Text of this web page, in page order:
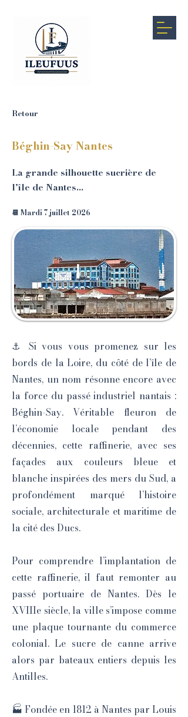
Retour
Béghin-Say Nantes
La grande silhouette sucrière de
l’île de Nantes…
📆 Mardi 7 juillet 2026
⚓ Si vous vous promenez sur les
bords de la Loire, du côté de l’île de
Nantes, un nom résonne encore avec
la force du passé industriel nantais :
Béghin-Say. Véritable fleuron de
l’économie locale pendant des
décennies, cette raffinerie, avec ses
façades aux couleurs bleue et
blanche inspirées des mers du Sud, a
profondément marqué l’histoire
sociale, architecturale et maritime de
la cité des Ducs.
Pour comprendre l’implantation de
cette raffinerie, il faut remonter au
passé portuaire de Nantes. Dès le
XVIIIe siècle, la ville s’impose comme
une plaque tournante du commerce
colonial. Le sucre de canne arrive
alors par bateaux entiers depuis les
Antilles.
🏭 Fondée en 1812 à Nantes par Louis